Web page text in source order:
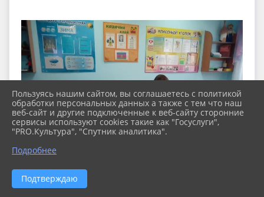
Пользуясь нашим сайтом, вы соглашаетесь с политикой
обработки персональных данных а также с тем что наш
веб-сайт и другие подключенные к веб-сайту сторонние
сервисы используют cookies такие как "Госуслуги",
"PRO.Культура", "Спутник аналитика".
Подробнее
Подтверждаю